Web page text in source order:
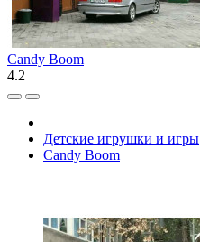
Candy Boom
4.2
Детские игрушки и игры
Candy Boom